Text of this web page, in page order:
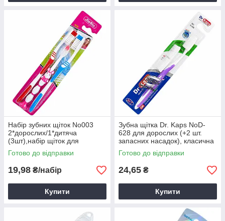
Набір зубних щіток No003
2*дорослих/1*дитяча
(3шт),набір щіток для
щоденного використання
Готово до відправки
19,98 ₴/набір
Купити
Зубна щітка Dr. Kaps NoD-
628 для дорослих (+2 шт.
запасних насадок), класична
зубна щітка
Готово до відправки
24,65 ₴
Купити